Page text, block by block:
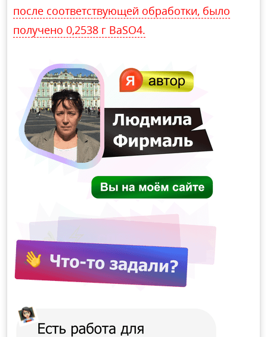
после соответствующей обработки, было
получено 0,2538 г BaSO4.